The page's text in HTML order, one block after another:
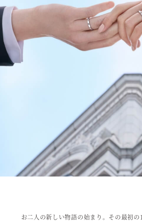
お二人の新しい物語の始まり。その最初